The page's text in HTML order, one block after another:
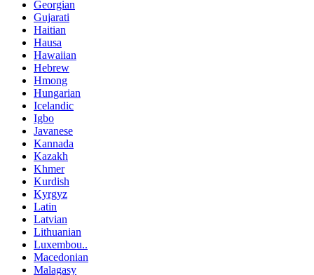
Georgian
Gujarati
Haitian
Hausa
Hawaiian
Hebrew
Hmong
Hungarian
Icelandic
Igbo
Javanese
Kannada
Kazakh
Khmer
Kurdish
Kyrgyz
Latin
Latvian
Lithuanian
Luxembou..
Macedonian
Malagasy